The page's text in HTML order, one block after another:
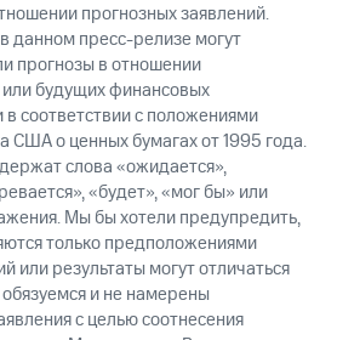
прогнозных заявлений.
данном пресс-релизе могут
прогнозы в отношении
будущих финансовых
соответствии с положениями
США о ценных бумагах от 1995 года.
слова «ожидается»,
«будет», «мог бы» или
Мы бы хотели предупредить,
только предположениями
или результаты могут отличаться
и не намерены
с целью соотнесения